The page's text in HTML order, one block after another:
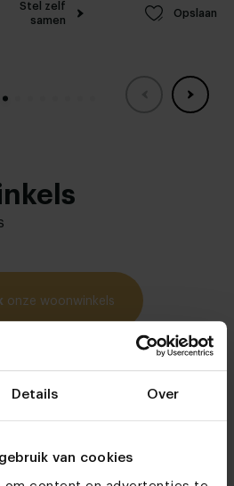
Details Over
van cookies
Stel zelf
samen
Opslaan
onze woonwinkels